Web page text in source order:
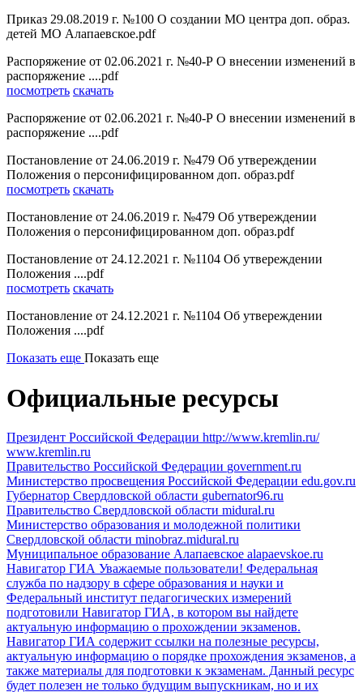
Приказ 29.08.2019 г. №100 О создании МО центра доп. образ.
детей МО Алапаевское.pdf
Распоряжение от 02.06.2021 г. №40-Р О внесении изменений в
распоряжение ....pdf
посмотреть скачать
Распоряжение от 02.06.2021 г. №40-Р О внесении изменений в
распоряжение ....pdf
Постановление от 24.06.2019 г. №479 Об утвереждении
Положения о персонифицированном доп. образ.pdf
посмотреть скачать
Постановление от 24.06.2019 г. №479 Об утвереждении
Положения о персонифицированном доп. образ.pdf
Постановление от 24.12.2021 г. №1104 Об утвереждении
Положения ....pdf
посмотреть скачать
Постановление от 24.12.2021 г. №1104 Об утвереждении
Положения ....pdf
Показать еще Показать еще
Официальные ресурсы
Президент Российской Федерации http://www.kremlin.ru/
www.kremlin.ru
Правительство Российской Федерации government.ru
Министерство просвещения Российской Федерации edu.gov.ru
Губернатор Свердловской области gubernator96.ru
Правительство Свердловской области midural.ru
Министерство образования и молодежной политики
Свердловской области minobraz.midural.ru
Муниципальное образование Алапаевское alapaevskoe.ru
Навигатор ГИА Уважаемые пользователи! Федеральная
служба по надзору в сфере образования и науки и
Федеральный институт педагогических измерений
подготовили Навигатор ГИА, в котором вы найдете
актуальную информацию о прохождении экзаменов.
Навигатор ГИА содержит ссылки на полезные ресурсы,
актуальную информацию о порядке прохождения экзаменов, а
также материалы для подготовки к экзаменам. Данный ресурс
будет полезен не только будущим выпускникам, но и их